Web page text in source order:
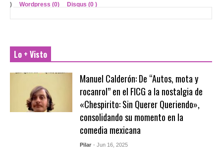
) Wordpress (0) Disqus (0 )
Lo + Visto
Manuel Calderón: De “Autos, mota y
rocanrol” en el FICG a la nostalgia de
«Chespirito: Sin Querer Queriendo»,
consolidando su momento en la
comedia mexicana
Pilar - Jun 16, 2025